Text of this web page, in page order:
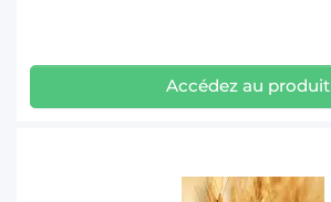
Accédez au produit